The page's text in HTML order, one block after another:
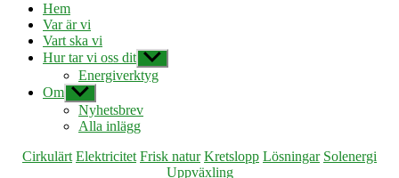
Hem
Var är vi
Vart ska vi
Hur tar vi oss dit Visa
undermeny
Energiverktyg
Om Visa
undermeny
Nyhetsbrev
Alla inlägg
Kategorier
Cirkulärt Elektricitet Frisk natur Kretslopp Lösningar Solenergi
Uppväxling